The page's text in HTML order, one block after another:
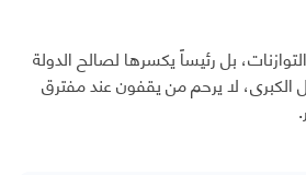
بل رئيساً يكسرها لصالح الدولة
الكبرى، لا يرحم من يقفون عند مفترق